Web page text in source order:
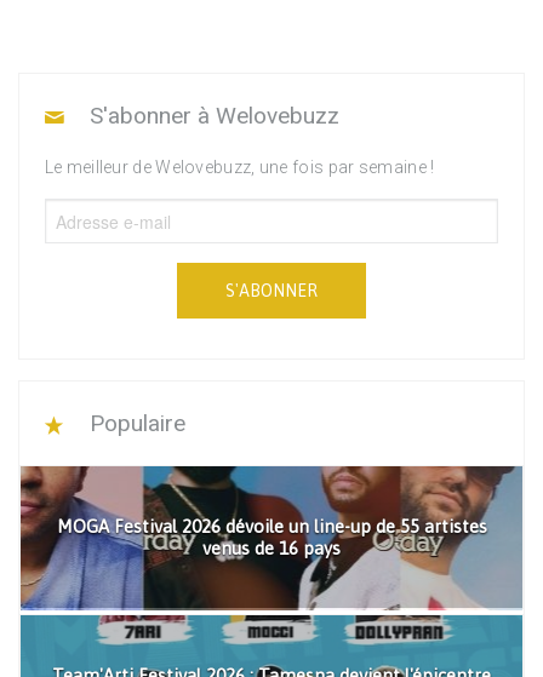
S'abonner à Welovebuzz
Le meilleur de Welovebuzz, une fois par semaine !
S'ABONNER
Populaire
MOGA Festival 2026 dévoile un line-up de 55 artistes
venus de 16 pays